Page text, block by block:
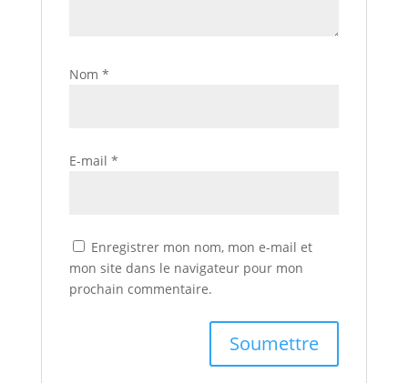
Nom *
E-mail *
Enregistrer mon nom, mon e-mail et
mon site dans le navigateur pour mon
prochain commentaire.